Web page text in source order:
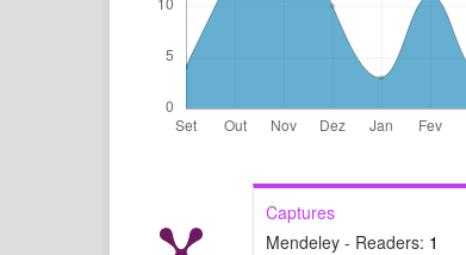
Captures
Mendeley - Readers: 1